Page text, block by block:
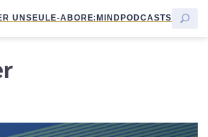
UNSEULE-ABORE:MINDPODCASTS